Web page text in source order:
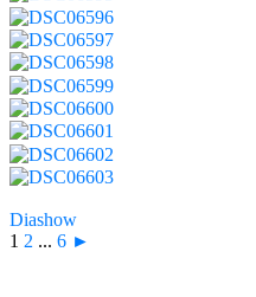
Diashow
1 2 ... 6 ►